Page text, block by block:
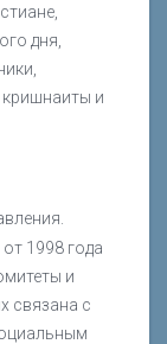
дня,
кришнаиты и
1998 года
и
связана с